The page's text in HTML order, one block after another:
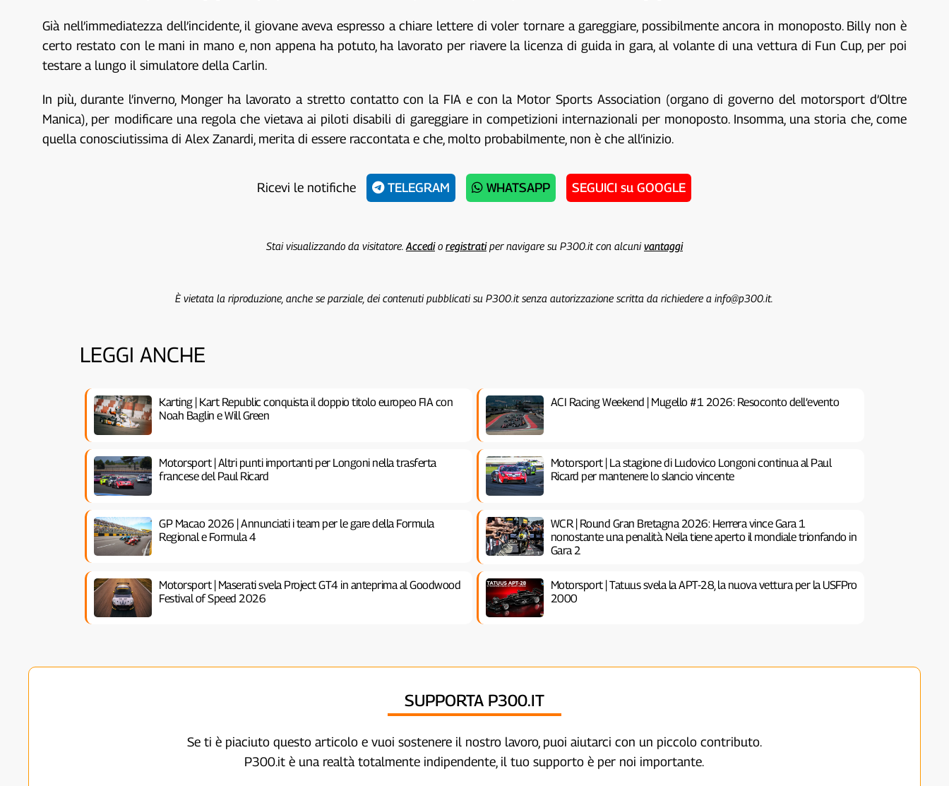
Già nell’immediatezza dell’incidente, il giovane aveva espresso a chiare lettere di voler tornare a gareggiare, possibilmente ancora in monoposto. Billy non è
certo restato con le mani in mano e, non appena ha potuto, ha lavorato per riavere la licenza di guida in gara, al volante di una vettura di Fun Cup, per poi
testare a lungo il simulatore della Carlin.
In più, durante l’inverno, Monger ha lavorato a stretto contatto con la FIA e con la Motor Sports Association (organo di governo del motorsport d’Oltre
Manica), per modificare una regola che vietava ai piloti disabili di gareggiare in competizioni internazionali per monoposto. Insomma, una storia che, come
quella conosciutissima di Alex Zanardi, merita di essere raccontata e che, molto probabilmente, non è che all’inizio.
Ricevi le notifiche TELEGRAM WHATSAPP SEGUICI su GOOGLE
Stai visualizzando da visitatore. Accedio registratiper navigare su P300.it con alcunivantaggi
È vietata la riproduzione, anche se parziale, dei contenuti pubblicati su P300.it senza autorizzazione scritta da richiedere a info@p300.it.
LEGGI ANCHE
Karting | Kart Republic conquista il doppio titolo europeo FIA con
Noah Baglin e Will Green
ACI Racing Weekend | Mugello #1 2026: Resoconto dell’evento
Motorsport | Altri punti importanti per Longoni nella trasferta
francese del Paul Ricard
Motorsport | La stagione di Ludovico Longoni continua al Paul
Ricard per mantenere lo slancio vincente
GP Macao 2026 | Annunciati i team per le gare della Formula
Regional e Formula 4
WCR | Round Gran Bretagna 2026: Herrera vince Gara 1
nonostante una penalità. Neila tiene aperto il mondiale trionfando in
Gara 2
Motorsport | Maserati svela Project GT4 in anteprima al Goodwood
Festival of Speed 2026
Motorsport | Tatuus svela la APT-28, la nuova vettura per la USFPro
2000
SUPPORTA P300.IT
Se ti è piaciuto questo articolo e vuoi sostenere il nostro lavoro, puoi aiutarci con un piccolo contributo.
P300.it è una realtà totalmente indipendente, il tuo supporto è per noi importante.